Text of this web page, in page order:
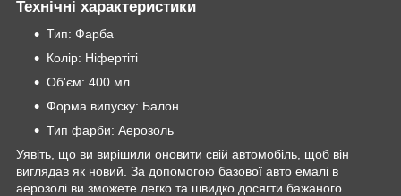
Технічні характеристики
Тип: Фарба
Колір: Ніфертіті
Об'єм: 400 мл
Форма випуску: Балон
Тип фарби: Аерозоль
Уявіть, що ви вирішили оновити свій автомобіль, щоб він
виглядав як новий. За допомогою базової авто емалі в
аерозолі ви зможете легко та швидко досягти бажаного